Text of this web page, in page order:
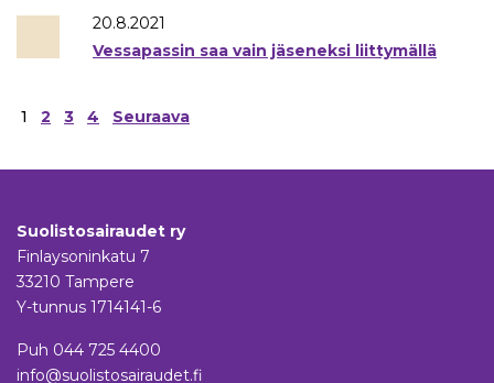
20.8.2021
Vessapassin saa vain jäseneksi liittymällä
Artikkelien
1 2 3 4 Seuraava
Suolistosairaudet ry
Finlaysoninkatu 7
33210 Tampere
Y-tunnus 1714141-6
Puh 044 725 4400
info@suolistosairaudet.fi